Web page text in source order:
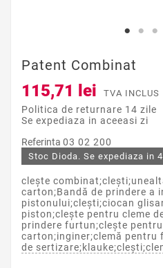
Patent Combinat
115,71 lei TVA INCLUS
Politica de returnare 14 zile
Se expediaza in aceeasi zi
Referinta 03 02 200
Stoc Dioda. Se expediaza in
clește
carton;Bandă de prindere a
pistonului;clești;ciocan
piston;clește pentru cleme
prindere furtun;clește
carton;inginer;clemă pentru
de